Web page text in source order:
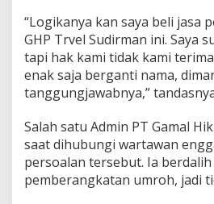
“Logikanya kan saya beli jasa
GHP Trvel Sudirman ini. Saya
tapi hak kami tidak kami
enak saja berganti nama,
tanggungjawabnya,”
Salah satu Admin PT Gamal
saat dihubungi wartawan
persoalan tersebut. Ia berdalih
pemberangkatan umroh, jadi